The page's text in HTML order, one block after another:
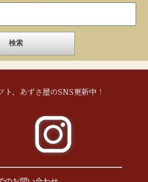
、あずさ屋のSNS更新中！